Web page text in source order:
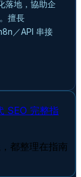
落地，協助企
擅長
／API 串接
SEO 完整指
都整理在指南